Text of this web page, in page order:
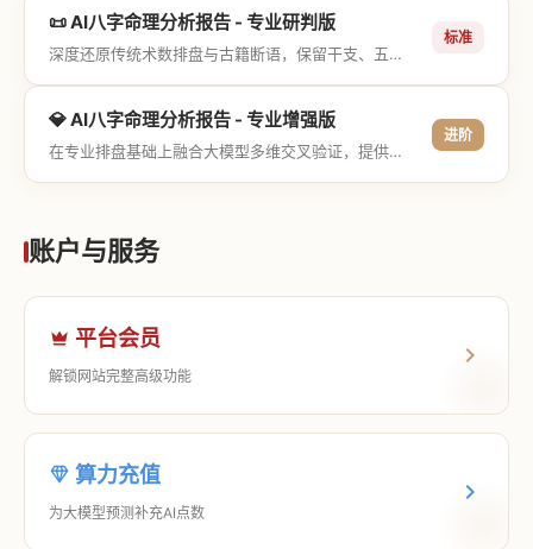
📜 AI八字命理分析报告 - 专业研判版
深度还原传统术数排盘与古籍断语，保留干支、五行与神煞等专业术语，适合追求严谨考证与具备易学基础的用户。
标准
💎 AI八字命理分析报告 - 专业增强版
在专业排盘基础上融合大模型多维交叉验证，提供更详尽的流年推演、应期运筹、象意深度剖析，以及全方位的运筹决策指导。
进阶
账户与服务
平台会员
解锁网站完整高级功能
算力充值
为大模型预测补充AI点数